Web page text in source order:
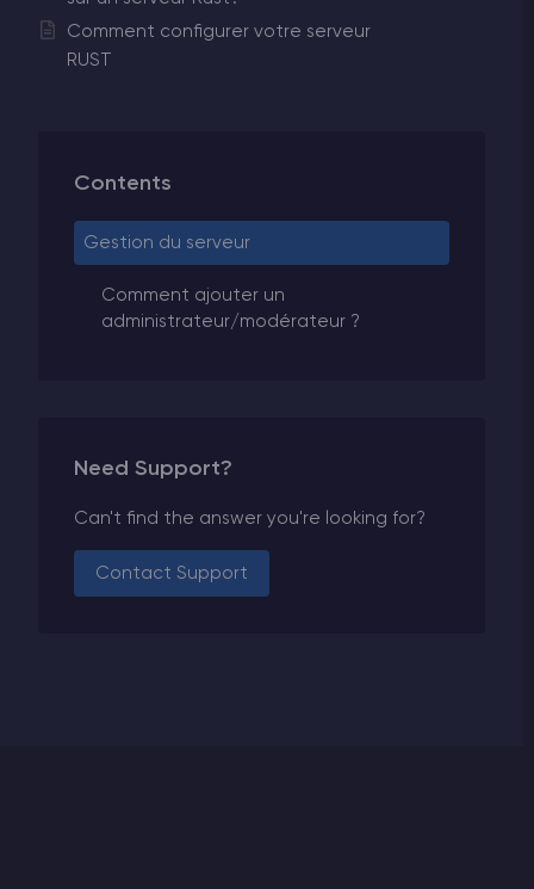
Comment configurer votre serveur
RUST
Contents
Gestion du serveur
Comment ajouter un
administrateur/modérateur ?
Need Support?
Can't find the answer you're looking for?
Contact Support